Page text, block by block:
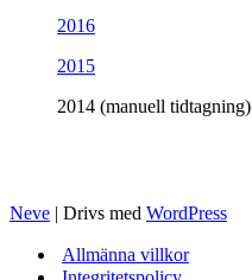
2016
2015
2014 (manuell tidtagning)
Neve | Drivs med WordPress
Allmänna villkor